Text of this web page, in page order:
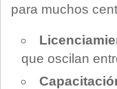
para muchos
que oscilan